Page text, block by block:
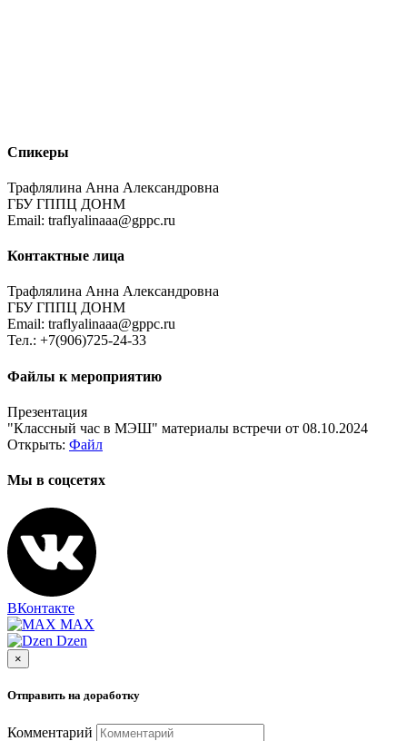
Спикеры
Трафлялина Анна Александровна
ГБУ ГППЦ ДОНМ
Email: traflyalinaaa@gppc.ru
Контактные лица
Трафлялина Анна Александровна
ГБУ ГППЦ ДОНМ
Email: traflyalinaaa@gppc.ru
Тел.: +7(906)725-24-33
Файлы к мероприятию
Презентация
"Классный час в МЭШ" материалы встречи от 08.10.2024
Открыть: Файл
Мы в соцсетях
ВКонтакте
MAX
Dzen
×
Отправить на доработку
Комментарий